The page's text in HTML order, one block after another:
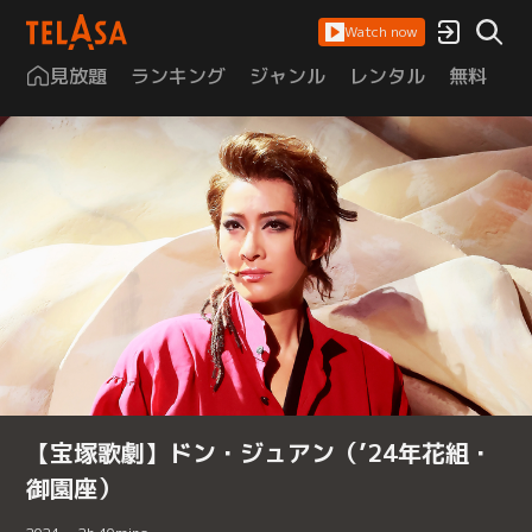
Watch now
見放題 ランキング ジャンル レンタル 無料
【宝塚歌劇】ドン・ジュアン（’24年花組・
御園座）